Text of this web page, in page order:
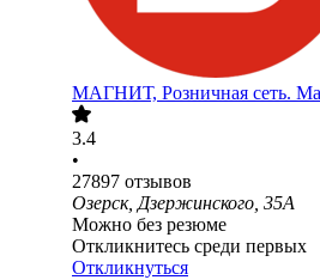
МАГНИТ, Розничная сеть.
3.4
•
27897 отзывов
Озерск, Дзержинского, 35А
Можно без резюме
Откликнитесь среди первых
Откликнуться